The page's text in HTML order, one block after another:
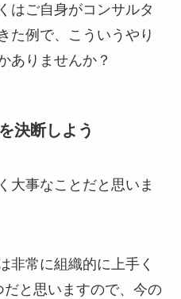
はご自身がコンサルタ
た例で、こういうやり
ありませんか？
決断しよう
事なことだと思いま
非常に組織的に上手く
と思いますので、今の